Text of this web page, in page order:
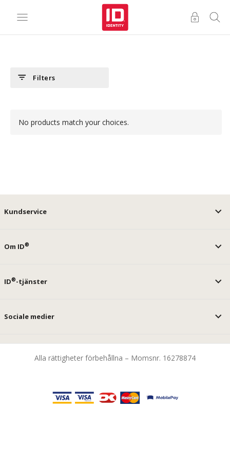
filter_list Filters
No products match your choices.
Kundservice
Om ID®
ID®-tjänster
Sociale medier
Alla rättigheter förbehållna – Momsnr. 16278874